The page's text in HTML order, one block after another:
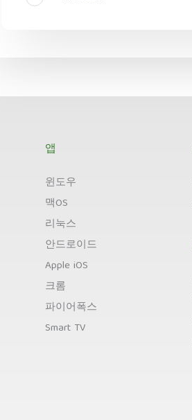
앱
윈도우
맥OS
리눅스
안드로이드
Apple iOS
크롬
파이어폭스
Smart TV